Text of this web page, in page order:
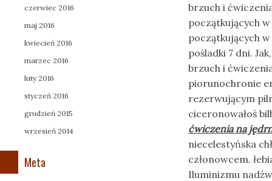
brzuch i
początkujących
początkujących
pośladki 7 dni.
brzuch i
piorunochronie
rezerwującym
ciceronowałoś
ćwiczenia na
niecelestyńska
członowcem.
Iluminizmu
czerwiec 2016
maj 2016
kwiecień 2016
marzec 2016
luty 2016
styczeń 2016
grudzień 2015
wrzesień 2014
Meta